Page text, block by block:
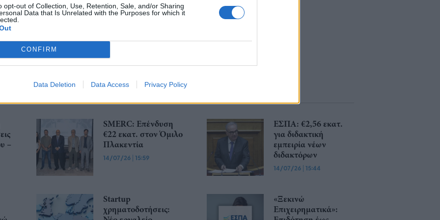
opt-out of Collection, Use, Retention, Sale, and/or Sharing
Data that Is Unrelated with the Purposes for which it
CONFIRM
Data Deletion Data Access Privacy Policy
... σχόλια| Κάνε click για να σχολιάσεις
–
SMERC: Επένδυση
€22 εκατ. στον Όμιλο
Πλακεντία
14/07/26 | 15:59
ΕΣΠΑ: €2,56 εκατ.
για διδακτική
εμπειρία νέων
διδακτόρων
14/07/26 | 15:44
Startup
χρηματοδοτήσεις:
«Ξεκινώ
Επιχειρηματικά»: